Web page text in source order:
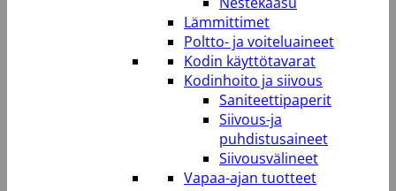
Lämmittimet
Poltto- ja voiteluaineet
Kodin käyttötavarat
Kodinhoito ja siivous
Saniteettipaperit
Siivous-ja
puhdistusaineet
Siivousvälineet
Vapaa-ajan tuotteet